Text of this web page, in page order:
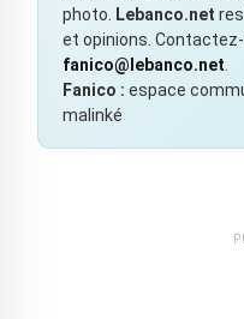
photo.
Lebanco.net
et opinions.
fanico@lebanco.net
Fanico : espace
malinké